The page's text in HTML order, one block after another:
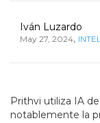
Iván Luzardo
May 27, 2024,
Prithvi utiliza IA
notablemente la